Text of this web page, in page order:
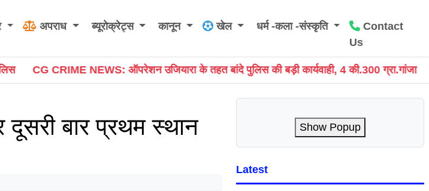
अपराध ब्यूरोक्रेट्स कानून खेल धर्म -कला -संस्कृति
Contact
Us
ऑपरेशन उजियारा के तहत बांदे पुलिस की बड़ी कार्यवाही, 4 की.300 ग्रा.गांजा और नकदी समेत आरोपी
दूसरी बार प्रथम स्थान
Show Popup
Latest